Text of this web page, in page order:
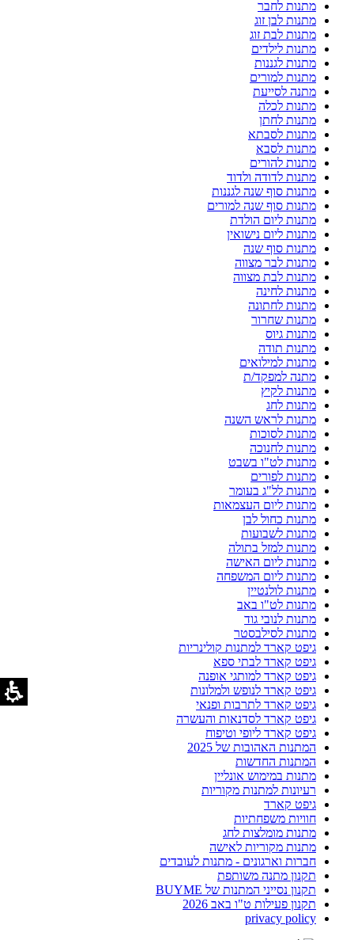
מתנות לחבר
מתנות לבן זוג
מתנות לבת זוג
מתנות לילדים
מתנות לגננות
מתנות למורים
מתנה לסייעת
מתנות לכלה
מתנות לחתן
מתנות לסבתא
מתנות לסבא
מתנות להורים
מתנות לדודה ולדוד
מתנות סוף שנה לגננות
מתנות סוף שנה למורים
מתנות ליום הולדת
מתנות ליום נישואין
מתנות סוף שנה
מתנות לבר מצווה
מתנות לבת מצווה
מתנות לחינה
מתנות לחתונה
מתנות שחרור
מתנות גיוס
מתנות תודה
מתנות למילואים
מתנה למפקד/ת
מתנות לקיץ
מתנות לחג
מתנות לראש השנה
מתנות לסוכות
מתנות לחנוכה
מתנות לט"ו בשבט
מתנות לפורים
מתנות לל"ג בעומר
מתנות ליום העצמאות
מתנות כחול לבן
מתנות לשבועות
מתנות למזל בתולה
מתנות ליום האישה
מתנות ליום המשפחה
מתנות לולנטיין
מתנות לט"ו באב
מתנות לנובי גוד
מתנות לסילבסטר
גיפט קארד למתנות קולינריות
גיפט קארד לבתי ספא
גיפט קארד למותגי אופנה
גיפט קארד לנופש ולמלונות
גיפט קארד לתרבות ופנאי
גיפט קארד לסדנאות והעשרה
גיפט קארד ליופי וטיפוח
המתנות האהובות של 2025
המתנות החדשות
מתנות במימוש אונליין
רעיונות למתנות מקוריות
גיפט קארד
חוויות משפחתיות
מתנות מומלצות לחג
מתנות מקוריות לאישה
חברות וארגונים - מתנות לעובדים
תקנון מתנה משותפת
תקנון נסייני המתנות של BUYME
תקנון פעילות ט"ו באב 2026
privacy policy